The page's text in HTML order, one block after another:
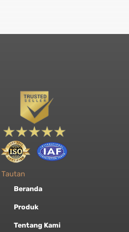
Tautan
Beranda
Produk
Tentang Kami